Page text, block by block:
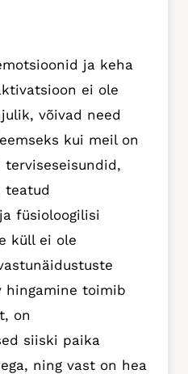
ja keha
ei ole
võivad need
kui meil on
teatud
füsioloogilisi
küll ei ole
hingamine toimib
on
siiski paika
ning vast on hea